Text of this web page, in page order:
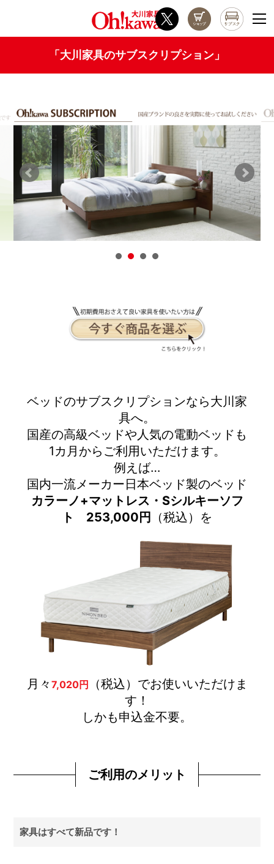
「大川家具のサブスクリプション」
ベッドのサブスクリプションなら大川家
具へ。
国産の高級ベッドや人気の電動ベッドも
1カ月からご利用いただけます。
例えば…
国内一流メーカー日本ベッド製のベッド
カラーノ+マットレス・Sシルキーソフ
ト 253,000円
（税込）を
月々 7,020円
（税込）でお使いいただけま
す！
しかも申込金不要。
ご利用のメリット
家具はすべて新品です！